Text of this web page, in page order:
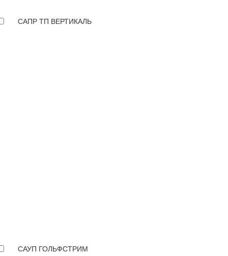
САПР ТП ВЕРТИКАЛЬ
САУП ГОЛЬФСТРИМ